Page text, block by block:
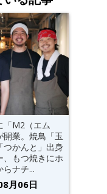
「M2（エム
開業。焼鳥「玉
つかんと」出身
、もつ焼きにホ
らナチ...
月06日